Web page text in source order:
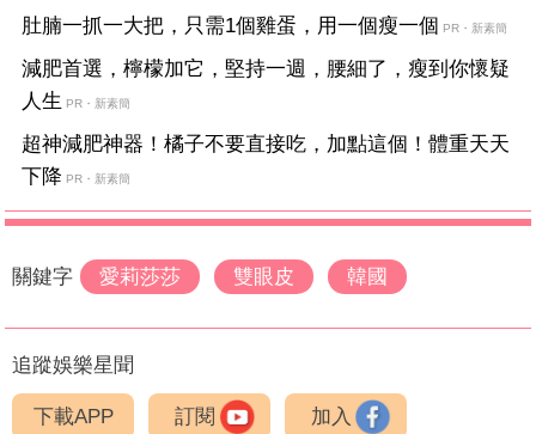
肚腩一抓一大把，只需1個雞蛋，用一個瘦一個 PR・新素簡
減肥首選，檸檬加它，堅持一週，腰細了，瘦到你懷疑
人生 PR・新素簡
超神減肥神器！橘子不要直接吃，加點這個！體重天天
下降 PR・新素簡
關鍵字 愛莉莎莎 雙眼皮 韓國
追蹤娛樂星聞
下載APP 訂閱 加入